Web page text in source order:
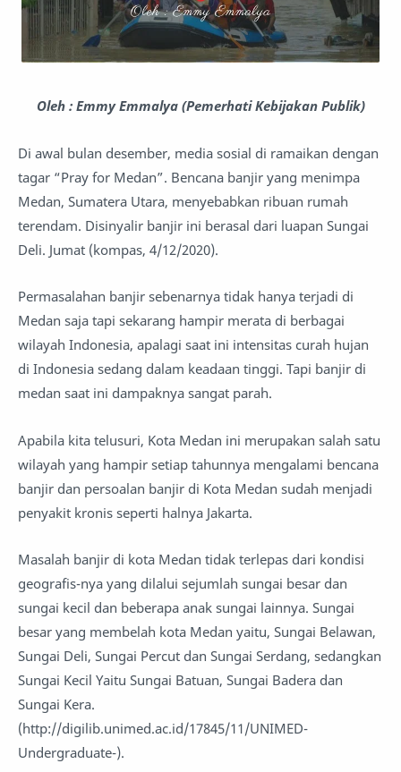
Oleh : Emmy Emmalya (Pemerhati Kebijakan Publik)
Di awal bulan desember, media sosial di ramaikan dengan
tagar “Pray for Medan”. Bencana banjir yang menimpa
Medan, Sumatera Utara, menyebabkan ribuan rumah
terendam. Disinyalir banjir ini berasal dari luapan Sungai
Deli. Jumat (kompas, 4/12/2020).
Permasalahan banjir sebenarnya tidak hanya terjadi di
Medan saja tapi sekarang hampir merata di berbagai
wilayah Indonesia, apalagi saat ini intensitas curah hujan
di Indonesia sedang dalam keadaan tinggi. Tapi banjir di
medan saat ini dampaknya sangat parah.
Apabila kita telusuri, Kota Medan ini merupakan salah satu
wilayah yang hampir setiap tahunnya mengalami bencana
banjir dan persoalan banjir di Kota Medan sudah menjadi
penyakit kronis seperti halnya Jakarta.
Masalah banjir di kota Medan tidak terlepas dari kondisi
geografis-nya yang dilalui sejumlah sungai besar dan
sungai kecil dan beberapa anak sungai lainnya. Sungai
besar yang membelah kota Medan yaitu, Sungai Belawan,
Sungai Deli, Sungai Percut dan Sungai Serdang, sedangkan
Sungai Kecil Yaitu Sungai Batuan, Sungai Badera dan
Sungai Kera.
(http://digilib.unimed.ac.id/17845/11/UNIMED-
Undergraduate-).